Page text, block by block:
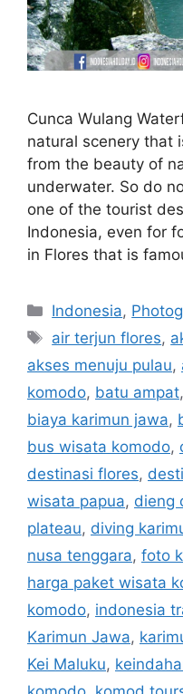
Cunca Wulang
natural scenery that
from the beauty of
underwater. So do
one of the tourist
Indonesia, even for
in Flores that is
Indonesia,
air terjun flores,
akses menuju pulau,
komodo, batu ampat,
biaya karimun jawa,
bus wisata komodo,
destinasi flores,
wisata papua, dieng
plateau, diving
nusa tenggara, foto
harga paket wisata
komodo, indonesia
Karimun Jawa,
Kei Maluku,